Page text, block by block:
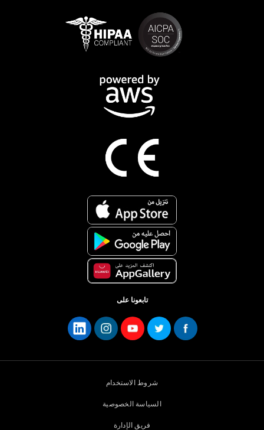
تابعونا على
شروط الاستخدام
السياسة الخصوصية
فريق الإدارة